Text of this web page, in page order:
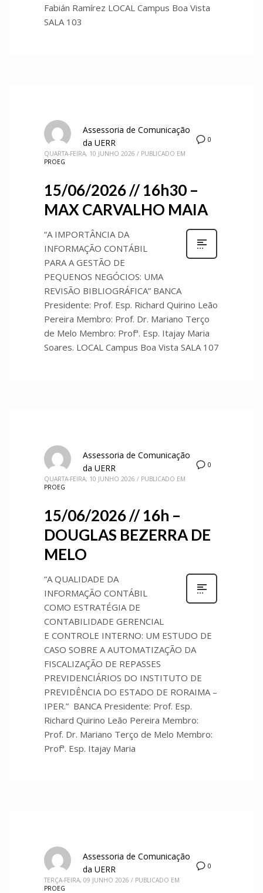
Fabián Ramírez LOCAL Campus Boa Vista
SALA 103
0
Assessoria de Comunicação
da UERR
QUARTA-FEIRA, 10 JUNHO 2026 / PUBLICADO EM
PROEG
15/06/2026 // 16h30 –
MAX CARVALHO MAIA
“A IMPORTÂNCIA DA
INFORMAÇÃO CONTÁBIL
PARA A GESTÃO DE
PEQUENOS NEGÓCIOS: UMA
REVISÃO BIBLIOGRÁFICA” BANCA
Presidente: Prof. Esp. Richard Quirino Leão
Pereira Membro: Prof. Dr. Mariano Terço
de Melo Membro: Profª. Esp. Itajay Maria
Soares. LOCAL Campus Boa Vista SALA 107
0
Assessoria de Comunicação
da UERR
QUARTA-FEIRA, 10 JUNHO 2026 / PUBLICADO EM
PROEG
15/06/2026 // 16h –
DOUGLAS BEZERRA DE
MELO
“A QUALIDADE DA
INFORMAÇÃO CONTÁBIL
COMO ESTRATÉGIA DE
CONTABILIDADE GERENCIAL
E CONTROLE INTERNO: UM ESTUDO DE
CASO SOBRE A AUTOMATIZAÇÃO DA
FISCALIZAÇÃO DE REPASSES
PREVIDENCIÁRIOS DO INSTITUTO DE
PREVIDÊNCIA DO ESTADO DE RORAIMA –
IPER.” BANCA Presidente: Prof. Esp.
Richard Quirino Leão Pereira Membro:
Prof. Dr. Mariano Terço de Melo Membro:
Profª. Esp. Itajay Maria
0
Assessoria de Comunicação
da UERR
TERÇA-FEIRA, 09 JUNHO 2026 / PUBLICADO EM
PROEG